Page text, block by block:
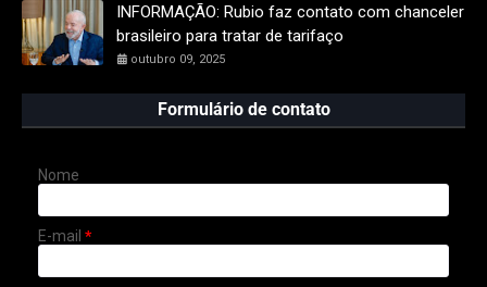
INFORMAÇÃO: Rubio faz contato com chanceler
brasileiro para tratar de tarifaço
outubro 09, 2025
Formulário de contato
Nome
E-mail *